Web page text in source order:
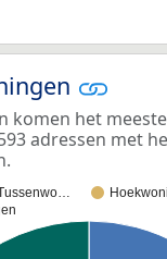
komen het
adressen met